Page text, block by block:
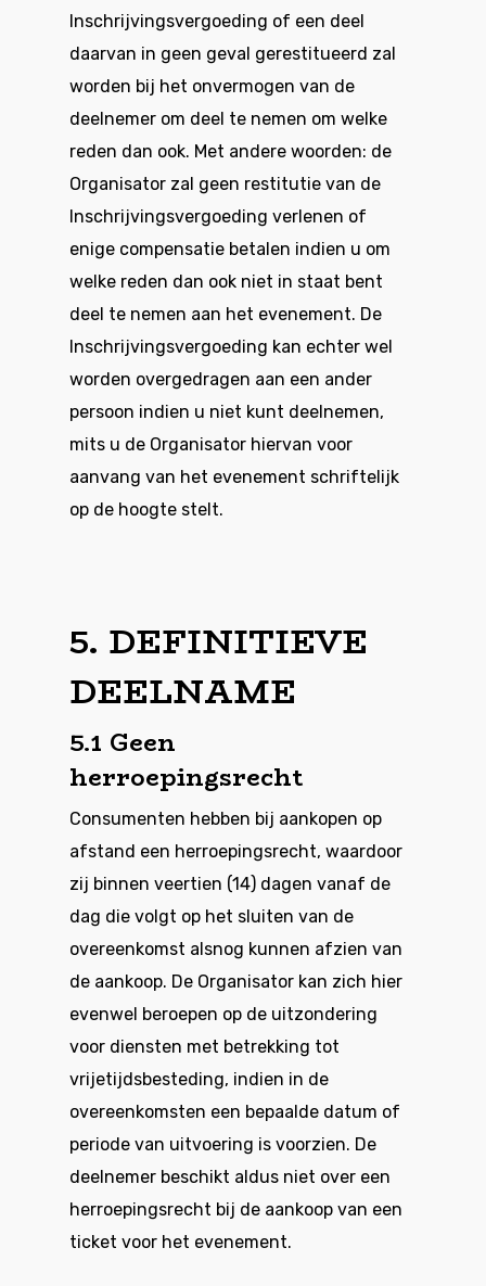
Inschrijvingsvergoeding of een deel
daarvan in geen geval gerestitueerd zal
worden bij het onvermogen van de
deelnemer om deel te nemen om welke
reden dan ook. Met andere woorden: de
Organisator zal geen restitutie van de
Inschrijvingsvergoeding verlenen of
enige compensatie betalen indien u om
welke reden dan ook niet in staat bent
deel te nemen aan het evenement. De
Inschrijvingsvergoeding kan echter wel
worden overgedragen aan een ander
persoon indien u niet kunt deelnemen,
mits u de Organisator hiervan voor
aanvang van het evenement schriftelijk
op de hoogte stelt.
5. DEFINITIEVE
DEELNAME
5.1 Geen
herroepingsrecht
Consumenten hebben bij aankopen op
afstand een herroepingsrecht, waardoor
zij binnen veertien (14) dagen vanaf de
dag die volgt op het sluiten van de
overeenkomst alsnog kunnen afzien van
de aankoop. De Organisator kan zich hier
evenwel beroepen op de uitzondering
voor diensten met betrekking tot
vrijetijdsbesteding, indien in de
overeenkomsten een bepaalde datum of
periode van uitvoering is voorzien. De
deelnemer beschikt aldus niet over een
herroepingsrecht bij de aankoop van een
ticket voor het evenement.